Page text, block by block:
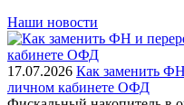
Наши новости
17.07.2026 Как заменить ФН
личном кабинете ОФД